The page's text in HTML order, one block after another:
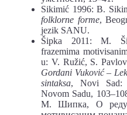
Sikimić 1996: B.
folklorne forme,
jezik SANU.
Šipka 2011: M.
frazemima
u: V. Ružić, S.
Gordani Vuković –
sintaksa, Novi Sad:
Novom Sadu,
М. Шипка, О